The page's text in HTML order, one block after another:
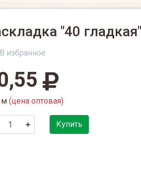
"40
В избранное
м (цена оптовая)
Купить